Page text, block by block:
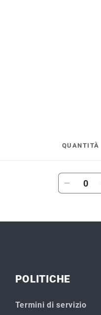
QUANTITÀ
Quantità
Default
POLITICHE
Termini di servizio